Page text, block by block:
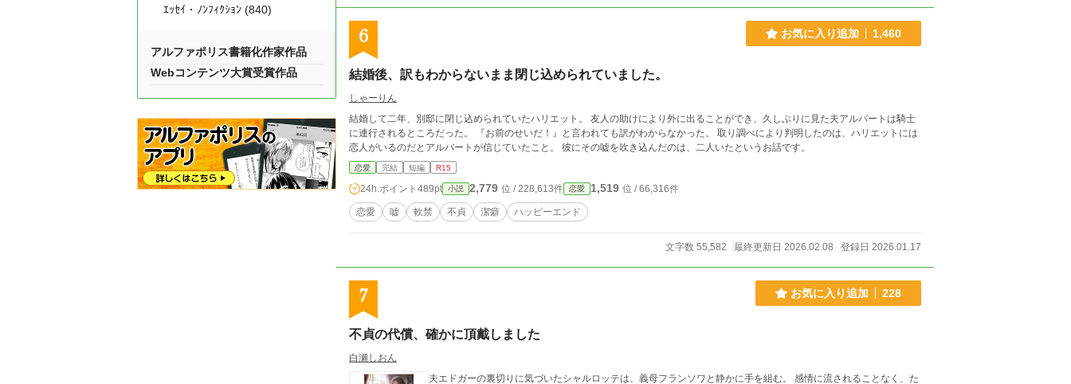
6 お気に入り追加 1,460
結婚後、訳もわからないまま閉じ込められていました。
しゃーりん
結婚して二年、別邸に閉じ込められていたハリエット。 友人の助けにより外に出ることができ、久しぶりに見た夫アルバートは騎士
に連行されるところだった。 『お前のせいだ！』と言われても訳がわからなかった。 取り調べにより判明したのは、ハリエットには
恋人がいるのだとアルバートが信じていたこと。 彼にその嘘を吹き込んだのは、二人いたというお話です。
恋愛 完結 短編 R15
24h.ポイント 489pt 小説 2,779 位 / 228,613件 恋愛 1,519 位 / 66,316件
恋愛 嘘 軟禁 不貞 潔癖 ハッピーエンド
文字数 55,582 最終更新日 2026.02.08 登録日 2026.01.17
7 お気に入り追加 228
不貞の代償、確かに頂戴しました
白瀬しおん
夫エドガーの裏切りに気づいたシャルロッテは、義母フランソワと静かに手を組む。 感情に流されることなく、た
ｴｯｾｲ・ﾉﾝﾌｨｸｼｮﾝ (840)
アルファポリス書籍化作家作品
Webコンテンツ大賞受賞作品